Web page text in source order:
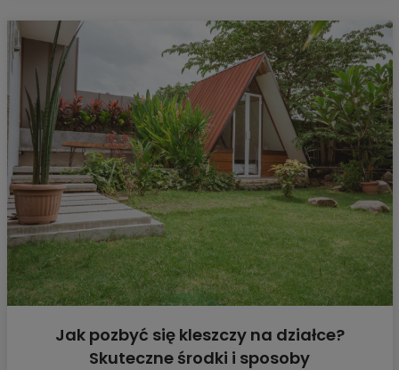
Jak pozbyć się kleszczy na działce?
Skuteczne środki i sposoby